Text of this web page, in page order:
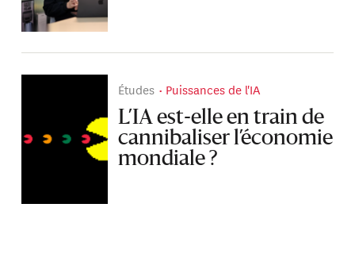
Études Puissances de l'IA
L’IA est-elle en train de
cannibaliser l’économie
mondiale ?